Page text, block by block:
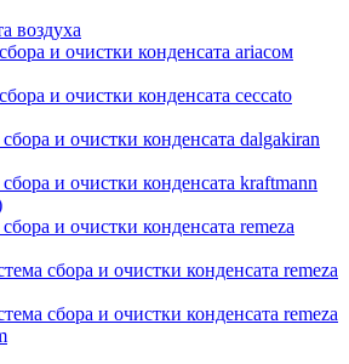
воздуха
и очистки конденсата ariacом
и очистки конденсата ceccato
и очистки конденсата dalgakiran
и очистки конденсата kraftmann
и очистки конденсата remeza
сбора и очистки конденсата remeza
сбора и очистки конденсата remeza